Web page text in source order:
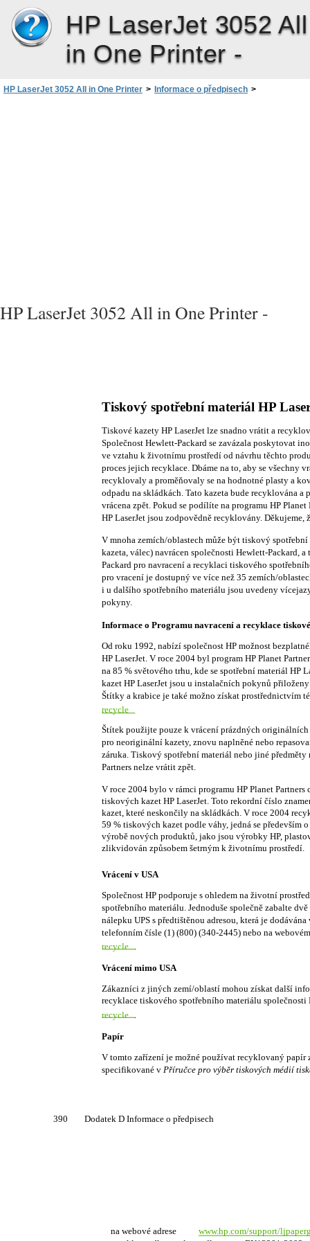
HP LaserJet 3052 All
in One Printer -
HP LaserJet 3052 All in One Printer > Informace o předpisech >
HP LaserJet 3052 All in One Printer -
Tiskový spotřební materiál HP
Tiskové kazety HP LaserJet lze snadno vrátit a
Společnost Hewlett-Packard se zavázala poskytovat
ve vztahu k životnímu prostředí od návrhu těchto
proces jejich recyklace. Dbáme na to, aby se všechny
recyklovaly a proměňovaly se na hodnotné plasty a
odpadu na skládkách. Tato kazeta bude recyklována
vrácena zpět. Pokud se podílíte na programu HP
HP LaserJet jsou zodpovědně recyklovány.
V mnoha zemích/oblastech může být tiskový
kazeta, válec) navrácen společnosti Hewlett-Packard,
Packard pro navracení a recyklaci tiskového
pro vracení je dostupný ve více než 35 zemích/
i u dalšího spotřebního materiálu jsou uvedeny
pokyny.
Informace o Programu navracení a recyklace
Od roku 1992, nabízí společnost HP možnost
HP LaserJet. V roce 2004 byl program HP Planet
na 85 % světového trhu, kde se spotřební materiál HP
kazet HP LaserJet jsou u instalačních pokynů
Štítky a krabice je také možno získat prostřednictvím
recycle
Štítek použijte pouze k vrácení prázdných
pro neoriginální kazety, znovu naplněné nebo
záruka. Tiskový spotřební materiál nebo jiné předměty
Partners nelze vrátit zpět.
V roce 2004 bylo v rámci programu HP Planet
tiskových kazet HP LaserJet. Toto rekordní číslo
kazet, které neskončily na skládkách. V roce 2004
59 % tiskových kazet podle váhy, jedná se především
výrobě nových produktů, jako jsou výrobky HP,
zlikvidován způsobem šetrným k životnímu prostředí.
Vrácení v USA
Společnost HP podporuje s ohledem na životní
spotřebního materiálu. Jednoduše společně zabalte
nálepku UPS s předtištěnou adresou, která je
telefonním čísle (1) (800) (340-2445) nebo na webovém
recycle .
Vrácení mimo USA
Zákazníci z jiných zemí/oblastí mohou získat další
recyklace tiskového spotřebního materiálu společnosti
recycle .
Papír
V tomto zařízení je možné používat recyklovaný papír
specifikované v Příručce pro výběr tiskových médií
390 Dodatek D Informace o předpisech
na webové adrese
www.hp.com/support/